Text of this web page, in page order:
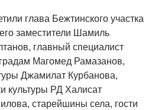
глава Бежтинского участка
заместители Шамиль
главный специалист
Магомед Рамазанов,
Джамилат Курбанова,
культуры РД Халисат
старейшины села, гости